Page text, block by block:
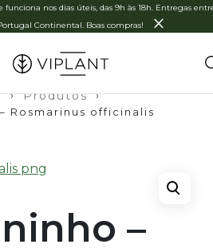
nos dias úteis, das 9h às 18h. Entregas
Continental. Boas compras!
×
› Produtos
›
Rosmarinus officinalis
–